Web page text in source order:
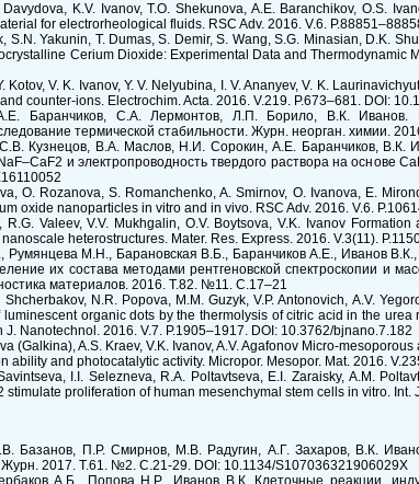
K.V. Ivanov, T.O. Shekunova, A.E. Baranchikov, O.S.
for electrorheological fluids. RSC Adv. 2016. V.6.
S.N. Yakunin, T. Dumas, S. Demir, S. Wang, S.G. Minasian, D.K.
Cerium Dioxide: Experimental Data and Thermodynamic
Kotov, V. K. Ivanov, Y. V. Nelyubina, I. V. Ananyev, V. K.
counter-ions. Electrochim. Acta. 2016. V.219. P.673–681. DOI:
Баранчиков, С.А. Лермонтов, Л.П. Борило, В.К. Иванов.
термической стабильности. Журн. неорган. химии.
Кузнецов, В.А. Маслов, Н.И. Сорокин, А.Е. Баранчиков,
и электропроводность твердого раствора на основе
O. Rozanova, S. Romanchenko, A. Smirnov, O. Ivanova, E.
oxide nanoparticles in vitro and in vivo. RSC Adv. 2016. V.6.
R.G. Valeev, V.V. Mukhgalin, O.V. Boytsova, V.K. Ivanov
heterostructures. Mater. Res. Express. 2016. V.3(11).
М.Н., Барановская В.Б., Баранчиков А.Е., Иванов
их состава методами рентгеновской спектроскопии и
материалов. 2016. Т.82. №11. С.17–21
N.R. Popova, M.M. Guzyk, V.P. Antonovich, А.V.
luminescent organic dots by the thermolysis of citric acid in the
Nanotechnol. 2016. V.7. P.1905–1917. DOI: 10.3762/bjnano.7.182
(Galkina), A.S. Kraev, V.K. Ivanov, A.V. Agafonov Micro-
ability and photocatalytic activity. Micropor. Mesopor. Mat. 2016.
I.I. Selezneva, R.A. Poltavtseva, E.I. Zaraisky, A.M.
proliferation of human mesenchymal stem cells in vitro. Int.
Базанов, П.Р. Смирнов, М.В. Радугин, А.Г. Захаров, В.К.
Журн. 2017. Т.61. №2. С.21-29. DOI: 10.1134/S107036321906029X
А.Б., Попова Н.Р., Иванов В.К. Клеточные реакции,